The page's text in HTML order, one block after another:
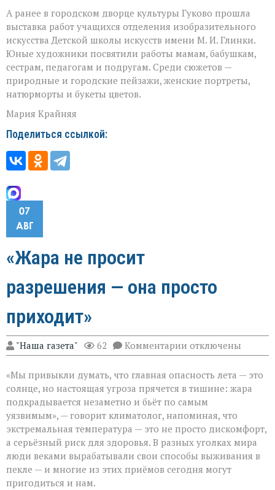
А ранее в городском дворце культуры Гуково прошла
выставка работ учащихся отделения изобразительного
искусства Детской школы искусств имени М. И. Глинки.
Юные художники посвятили работы мамам, бабушкам,
сестрам, педагогам и подругам. Среди сюжетов —
природные и городские пейзажи, женские портреты,
натюрморты и букеты цветов.
Мария Крайняя
Поделиться ссылкой:
07
АВГ
«Жара не просит
разрешения — она просто
приходит»
"Наша газета" 62 Комментарии к
записи
не
просит
разрешения — она
просто
приходит»
отключены
«Мы привыкли думать, что главная опасность лета — это
солнце, но настоящая угроза прячется в тишине: жара
подкрадывается незаметно и бьёт по самым
уязвимым», — говорит климатолог, напоминая, что
экстремальная температура — это не просто дискомфорт,
а серьёзный риск для здоровья. В разных уголках мира
люди веками вырабатывали свои способы выживания в
пекле — и многие из этих приёмов сегодня могут
пригодиться и нам.